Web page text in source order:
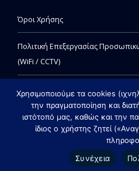
Όροι Χρήσης
Πολιτική Επεξεργασίας
(WiFi / CCTV)
Copyright © 2021 invitrolabs - All rights
Χρησιμοποιούμε τα cookies
την πραγματοποίηση και
ιστότοπό μας, καθώς και την
ίδιος ο χρήστης ζητεί
Συνέχεια